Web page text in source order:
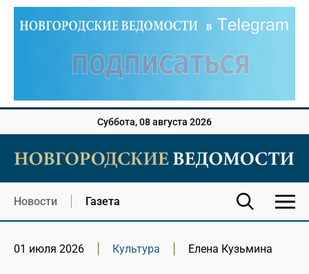
Суббота, 08 августа 2026
Новости Газета
01 июля 2026 Культура Елена Кузьмина